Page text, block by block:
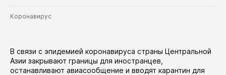
Коронавирус
В связи с эпидемией коронавируса страны Центральной
Азии закрывают границы для иностранцев,
останавливают авиасообщение и вводят карантин для